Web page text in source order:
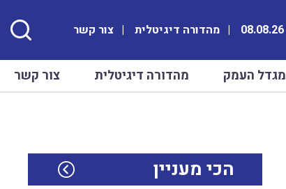
מהדורה דיגיטלית צור קשר
מגדל העמק מהדורה דיגיטלית צור קשר
הכי מעניין